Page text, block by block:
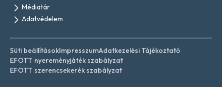
Médiatár
Adatvédelem
Süti beállításokImpresszumAdatkezelési Tájékoztató
EFOTT nyereményjáték szabályzat
EFOTT szerencsekerék szabályzat